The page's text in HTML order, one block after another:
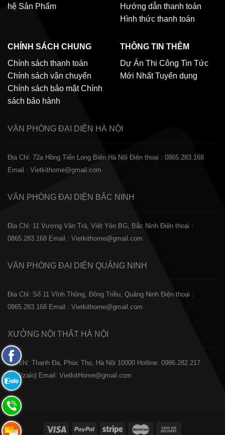
hệ Sản Phẩm
Hướng dẫn thanh toán
Hình thức thanh toán
CHÍNH SÁCH CHUNG
Chính sách thanh toán
Chính sách vận chuyển
Chính sách bảo mật Chính
sách bảo hành
THÔNG TIN THÊM
Dự Án Thi Công Tin Tức
Mới Nhất Tuyển dụng
VĂN PHÒNG ĐẠI DIỆN HÀ NỘI
Địa Chỉ: 72a Hồng Tiến Long Biên Hà Nội Điện thoại : 0865.283.168
Email : Vietkithome@gmail.com
VĂN PHÒNG ĐẠI DIỆN BẮC NINH
Địa Chỉ: 11 Vương Văn Trà, Việt Yên BG, Bắc Ninh Điện thoại :
0865.283.168 Email : Vietkithome@gmail.com
VĂN PHÒNG ĐẠI DIỆN QUẢNG NINH
Địa Chỉ: Số 11 Vĩnh Thông, Đông Triều, Quảng Ninh Điện thoại :
0865.283.168 Email : Vietkithome@gmail.com
XƯỞNG NỘI THẤT HÀ NỘI
️Địa chỉ: Thanh Đa, Phúc Thọ, Hà Nội 10000 Hotline: 0986.282.217
(Call/zalo) Email: VietkitHome@gmail.com
Fanpage
Facebook
Zalo:
0865.283.168
Hotline:
0865.283.168
Hotline: